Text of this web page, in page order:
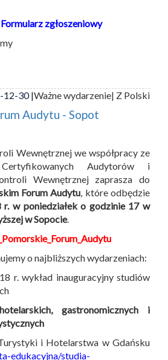
Formularz zgłoszeniowy
12-30 |Ważne wydarzenie| Z Polski
Audytu - Sopot
Wewnętrznej we współpracy ze
Certyfikowanych Audytorów i
Wewnętrznej zaprasza do
Forum Audytu , które odbędzie
r. w poniedziałek o godzinie 17 w
w Sopocie.
o najbliższych wydarzeniach:
r. wykład inauguracyjny studiów
gastronomicznych i
i Hotelarstwa w Gdańsku
edukacyjna/studia-